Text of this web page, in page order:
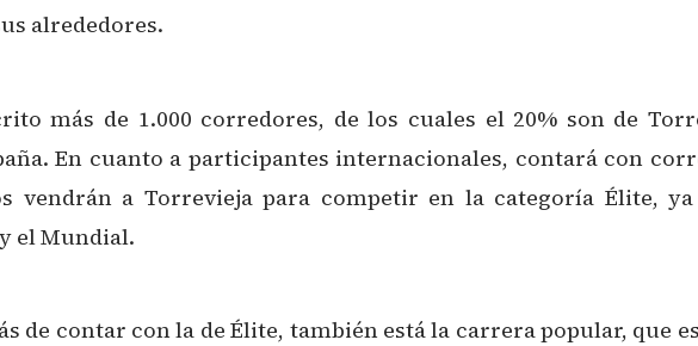
alrededores.
más de 1.000 corredores, de los cuales el 20% son de
En cuanto a participantes internacionales, contará con
vendrán a Torrevieja para competir en la categoría Élite,
el Mundial.
de contar con la de Élite, también está la carrera popular, que